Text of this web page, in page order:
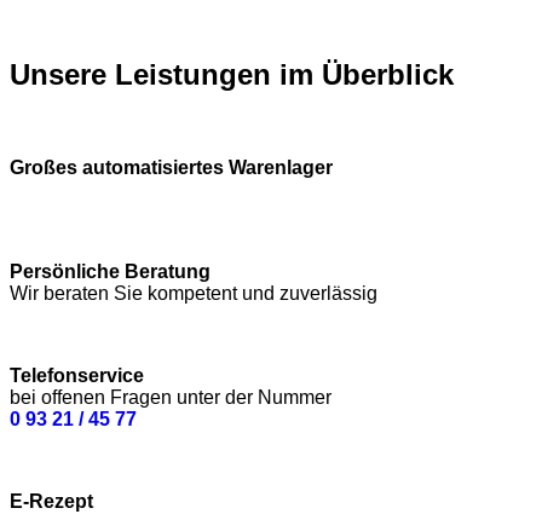
Unsere Leistungen im Überblick
Großes automatisiertes Warenlager
Persönliche Beratung
Wir beraten Sie kompetent und zuverlässig
Telefonservice
bei offenen Fragen unter der Nummer
0 93 21 / 45 77
E-Rezept